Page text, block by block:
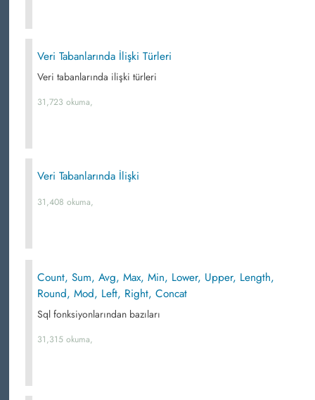
Veri Tabanlarında İlişki Türleri
Veri tabanlarında ilişki türleri
31,723 okuma,
Veri Tabanlarında İlişki
31,408 okuma,
Count, Sum, Avg, Max, Min, Lower, Upper, Length,
Round, Mod, Left, Right, Concat
Sql fonksiyonlarından bazıları
31,315 okuma,